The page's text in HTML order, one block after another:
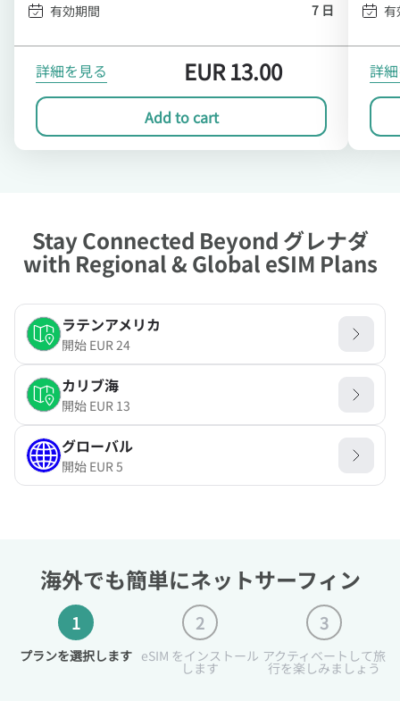
有効期間 7 日
詳細を見る EUR13.00
Add to cart
有
詳
Stay Connected Beyond グレナダ
with Regional & Global eSIM Plans
ラテンアメリカ
開始 EUR24
カリブ海
開始 EUR 13
グローバル
開始 EUR5
海外でも簡単にネットサーフィン
1
プランを選択します
2
eSIM をインストール
します
3
アクティベートして旅
行を楽しみましょう